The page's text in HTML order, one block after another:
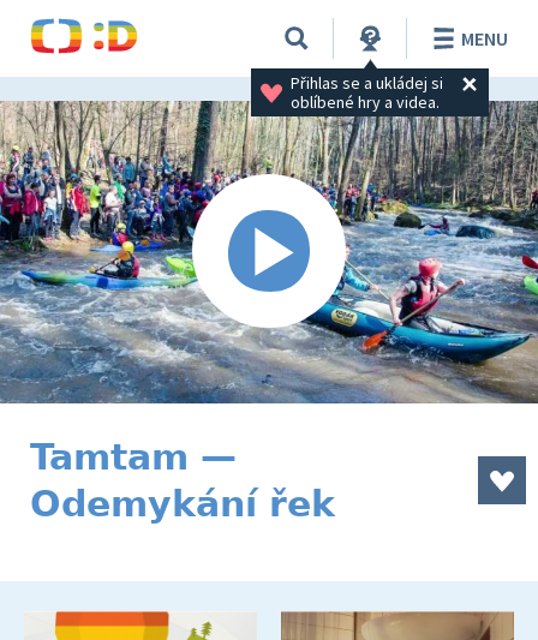
Přihlas se a ukládej si
oblíbené hry a videa.
MENU
Tamtam —
Odemykání řek